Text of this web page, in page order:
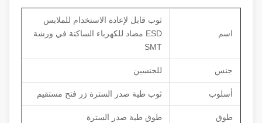
ثوب قابل لإعادة الاستخدام للملابس
ESD مضاد للكهرباء الساكنة في ورشة
للجنسين
أسلوب ثوب طية صدر السترة زر فتح مستقيم
طوق طية صدر السترة